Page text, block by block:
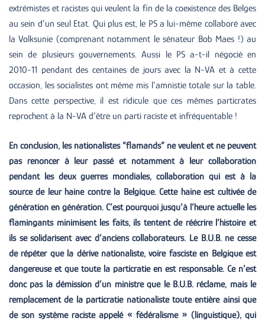
extrémistes et racistes qui veulent la fin de la coexistence des Belges
au sein d’un seul Etat. Qui plus est, le PS a lui-même collaboré avec
la Volksunie (comprenant notamment le sénateur Bob Maes !) au
sein de plusieurs gouvernements. Aussi le PS a-t-il négocié en
2010-11 pendant des centaines de jours avec la N-VA et à cette
occasion, les socialistes ont même mis l’amnistie totale sur la table.
Dans cette perspective, il est ridicule que ces mêmes particrates
reprochent à la N-VA d’être un parti raciste et infréquentable !
En conclusion, les nationalistes “flamands” ne veulent et ne peuvent
pas renoncer à leur passé et notamment à leur collaboration
pendant les deux guerres mondiales, collaboration qui est à la
source de leur haine contre la Belgique. Cette haine est cultivée de
génération en génération. C’est pourquoi jusqu’à l’heure actuelle les
flamingants minimisent les faits, ils tentent de réécrire l’histoire et
ils se solidarisent avec d’anciens collaborateurs. Le B.U.B. ne cesse
de répéter que la dérive nationaliste, voire fasciste en Belgique est
dangereuse et que toute la particratie en est responsable. Ce n’est
donc pas la démission d’un ministre que le B.U.B. réclame, mais le
remplacement de la particratie nationaliste toute entière ainsi que
de son système raciste appelé « fédéralisme » (linguistique), qui